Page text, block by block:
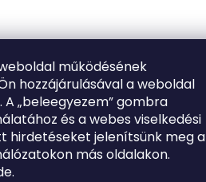
működésének
hozzájárulásával a weboldal
„beleegyezem” gombra
és a webes viselkedési
hirdetéseket jelenítsünk meg a
más oldalakon.